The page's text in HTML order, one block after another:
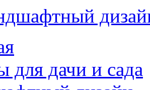
для дачи и сада